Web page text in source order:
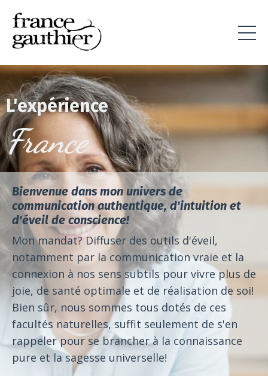
L'expérience
France
Bienvenue dans mon univers de
communication authentique,d'intuitionet
d'éveil de conscience!
Mon mandat? Diffuser des outils d'éveil,
notamment par la communication vraie et la
connexion à nos sens subtils pour vivre plus de
joie, de santé optimale et de réalisation de soi!
Bien sûr, nous sommes tous dotés de ces
facultés naturelles, suffit seulement de s'en
rappeler pour se brancher à la connaissance
pure et la sagesse universelle!